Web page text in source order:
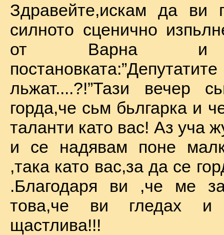
Здравейте,искам да ви
силното сценично
от Варна и
льжат....?!”Тази вечер
горда,че сьм бьлгарка и
таланти като вас! Аз уча
и се надявам поне
,така като вас,за да се
.Благодаря ви ,че ме
това,че ви гледах
щастлива!!!